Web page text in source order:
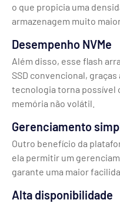
o que propicia uma
armazenagem muito
Desempenho NVMe
Além disso, esse flash
SSD convencional,
tecnologia torna possível
memória não volátil.
Gerenciamento
Outro benefício da
ela permitir um
garante uma maior
Alta disponibilidade